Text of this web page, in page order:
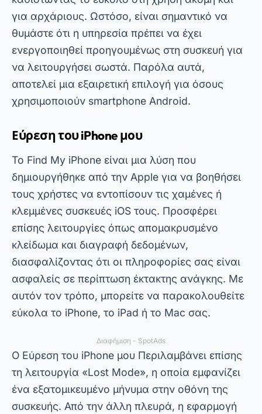
Το Find My iPhone είναι μια λύση που
δημιουργήθηκε από την Apple για να βοηθήσει
τους χρήστες να εντοπίσουν τις χαμένες ή
κλεμμένες συσκευές iOS τους. Προσφέρει
επίσης λειτουργίες όπως απομακρυσμένο
κλείδωμα και διαγραφή δεδομένων,
ασφαλείς σε περίπτωση έκτακτης ανάγκης. Με
εύκολα το iPhone, το iPad ή το Mac σας.
Διαφήμιση - SpotAds
ΟΕύρεση του iPhone μουΠεριλαμβάνει επίσης
τη λειτουργία «Lost Mode», η οποία εμφανίζει
ένα εξατομικευμένο μήνυμα στην οθόνη της
συσκευής. Από την άλλη πλευρά, η εφαρμογή
λειτουργεί μόνο σε συσκευές Apple και απαιτεί
προηγούμενη ρύθμιση του iCloud. Επομένως,
είναι ιδανική για όσους είναι βυθισμένοι στο
Κέρβερος
Το Cerberus είναι μια από τις πιο
ολοκληρωμένες εφαρμογές παρακολούθησης